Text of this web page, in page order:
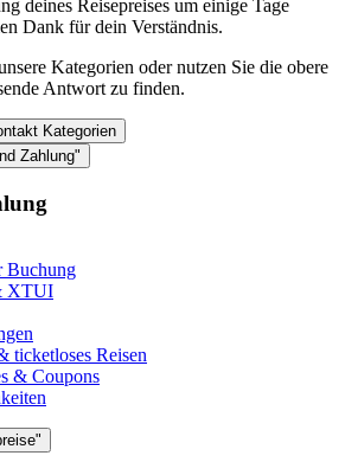
deines Reisepreises um einige Tage
Dank für dein Verständnis.
Kategorien oder nutzen Sie die obere
Antwort zu finden.
Kategorien
Zahlung"
Buchung
XTUI
ticketloses Reisen
& Coupons